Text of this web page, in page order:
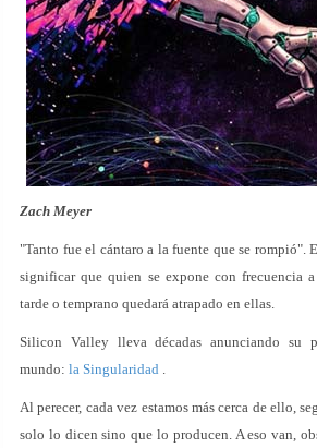
Zach Meyer
"Tanto fue el cántaro a la fuente que se rompió".
significar que quien se expone con frecuencia
tarde o temprano quedará atrapado en ellas.
Silicon Valley lleva décadas anunciando su
mundo: la Singularidad .
Al perecer, cada vez estamos más cerca de ello,
solo lo dicen sino que lo producen. A eso van,